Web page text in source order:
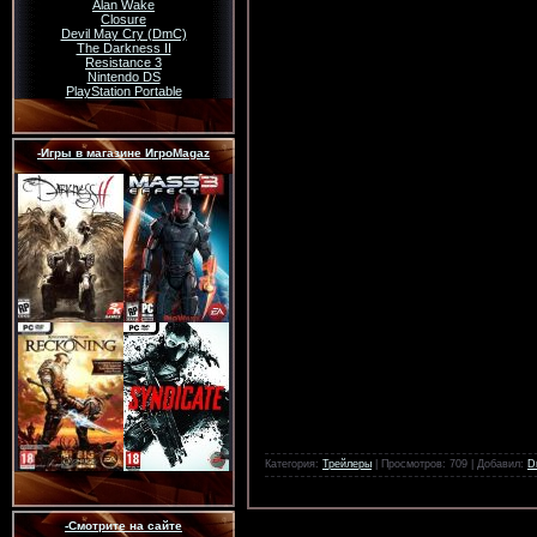
Alan Wake
Closure
Devil May Cry (DmC)
The Darkness II
Resistance 3
Nintendo DS
PlayStation Portable
-Игры в магазине ИгроMagaz
-Смотрите на сайте
Категория: Трейлеры | Просмотров: 709 | Добавил: